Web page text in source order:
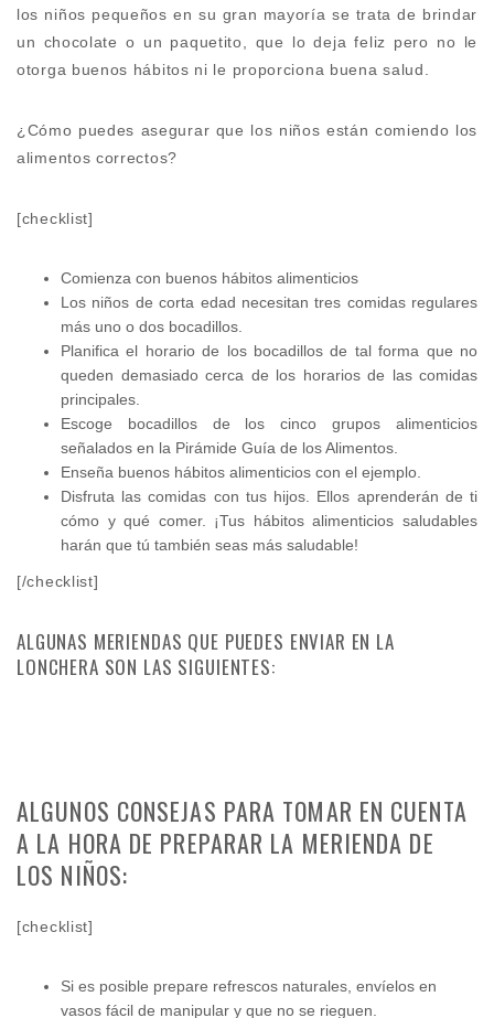
los niños pequeños en su gran mayoría se trata de brindar
un chocolate o un paquetito, que lo deja feliz pero no le
otorga buenos hábitos ni le proporciona buena salud.
¿Cómo puedes asegurar que los niños están comiendo los
alimentos correctos?
[checklist]
Comienza con buenos hábitos alimenticios
Los niños de corta edad necesitan tres comidas regulares
más uno o dos bocadillos.
Planifica el horario de los bocadillos de tal forma que no
queden demasiado cerca de los horarios de las comidas
principales.
Escoge bocadillos de los cinco grupos alimenticios
señalados en la Pirámide Guía de los Alimentos.
Enseña buenos hábitos alimenticios con el ejemplo.
Disfruta las comidas con tus hijos. Ellos aprenderán de ti
cómo y qué comer. ¡Tus hábitos alimenticios saludables
harán que tú también seas más saludable!
[/checklist]
ALGUNAS MERIENDAS QUE PUEDES ENVIAR EN LA
LONCHERA SON LAS SIGUIENTES:
ALGUNOS CONSEJAS PARA TOMAR EN CUENTA
A LA HORA DE PREPARAR LA MERIENDA DE
LOS NIÑOS:
[checklist]
Si es posible prepare refrescos naturales, envíelos en
vasos fácil de manipular y que no se rieguen.